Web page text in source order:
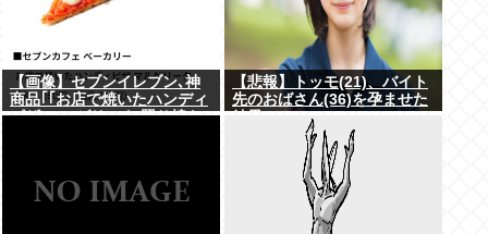
【画像】セブンイレブン､神
商品｢｢お店で焼いたハンディ
ピザ マルゲリータ/照り焼き
【悲報】トッモ(21)、バイト
先のおばさん(36)を孕ませた